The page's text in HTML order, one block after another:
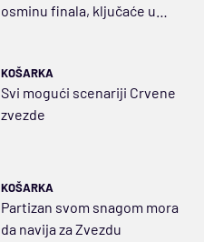
osminu finala, ključaće u
KOŠARKA
Svi mogući scenariji Crvene
zvezde
KOŠARKA
Partizan svom snagom mora
da navija za Zvezdu